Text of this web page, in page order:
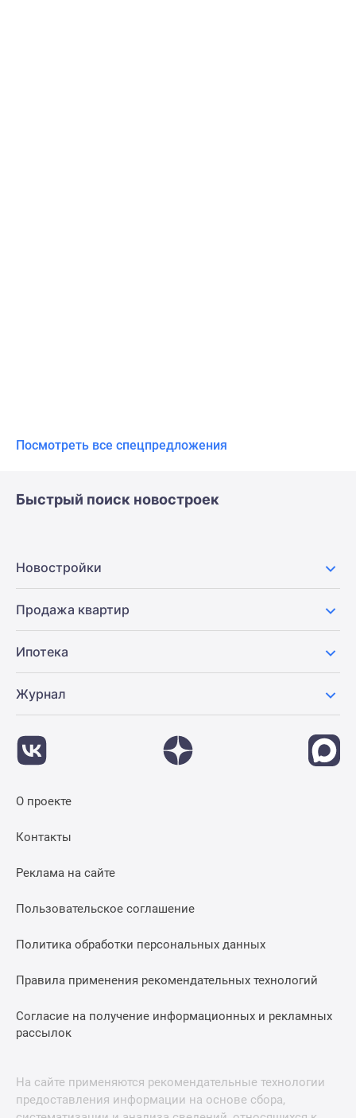
Посмотреть все спецпредложения
Быстрый поиск новостроек
Новостройки
Продажа квартир
Ипотека
Журнал
О проекте
Контакты
Реклама на сайте
Пользовательское соглашение
Политика обработки персональных данных
Правила применения рекомендательных технологий
Согласие на получение информационных и рекламных
рассылок
На сайте применяются рекомендательные технологии
предоставления информации на основе сбора,